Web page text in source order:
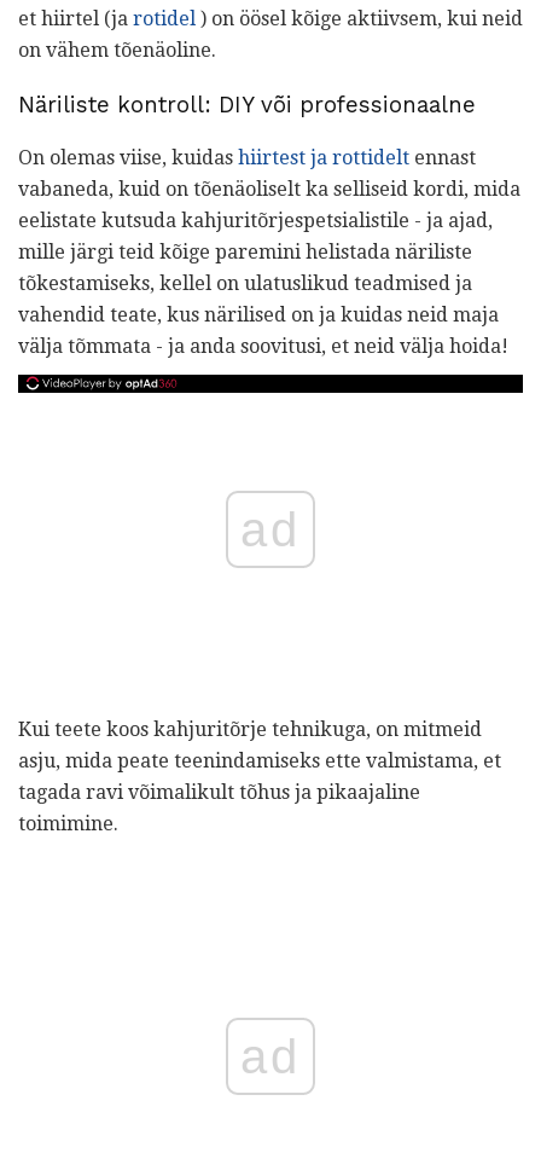
et hiirtel (ja rotidel ) on öösel kõige aktiivsem, kui neid
on vähem tõenäoline.
Näriliste kontroll: DIY või professionaalne
On olemas viise, kuidas hiirtest ja rottidelt ennast
vabaneda, kuid on tõenäoliselt ka selliseid kordi, mida
eelistate kutsuda kahjuritõrjespetsialistile - ja ajad,
mille järgi teid kõige paremini helistada näriliste
tõkestamiseks, kellel on ulatuslikud teadmised ja
vahendid teate, kus närilised on ja kuidas neid maja
välja tõmmata - ja anda soovitusi, et neid välja hoida!
ad
Kui teete koos kahjuritõrje tehnikuga, on mitmeid
asju, mida peate teenindamiseks ette valmistama, et
tagada ravi võimalikult tõhus ja pikaajaline
toimimine.
ad